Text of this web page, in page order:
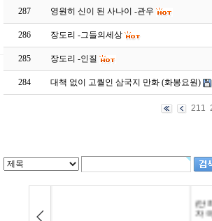
287 영원히 신이 된 사나이 -관우
286 장도리 -그들의세상
285 장도리 -인질
284 대책 없이 고퀄인 삼국지 만화 (화봉요원)
211